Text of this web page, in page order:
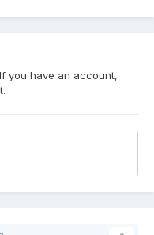
you have an account,